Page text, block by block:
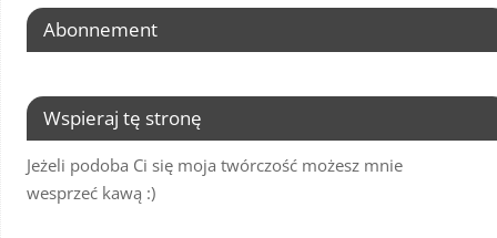
Abonnement
Wspieraj tę stronę
Jeżeli podoba Ci się moja twórczość możesz mnie
wesprzeć kawą :)